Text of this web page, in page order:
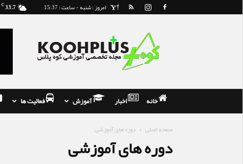
33.7
C امروز : شنبه - ساعت : 15:37
مجله
و
فروشگاه
تخصصی
نوردی
خانه اخبار آموزش فعالیت ها
صفحه اصلی دوره های آموزشی
دوره های آموزشی